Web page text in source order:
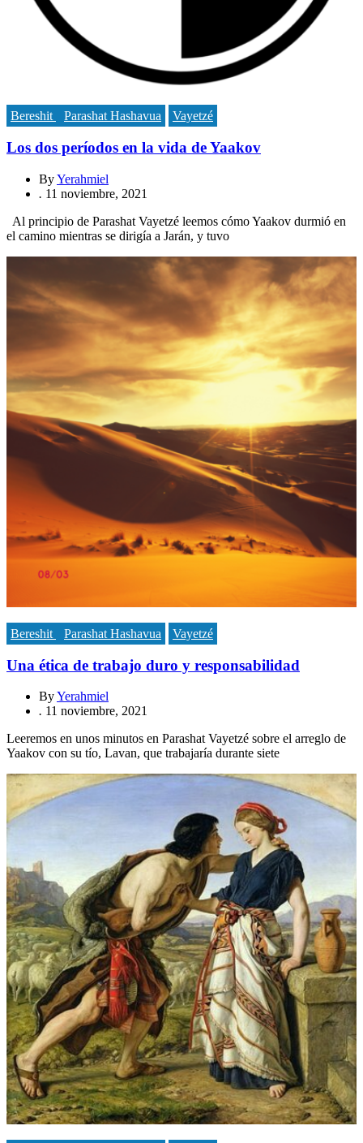
Bereshit Parashat Hashavua Vayetzé
Los dos períodos en la vida de Yaakov
ByYerahmiel
. 11 noviembre, 2021
Al principio de Parashat Vayetzé leemos cómo Yaakov durmió en
el camino mientras se dirigía a Jarán, y tuvo
Bereshit Parashat Hashavua Vayetzé
Una ética de trabajo duro y responsabilidad
ByYerahmiel
. 11 noviembre, 2021
Leeremos en unos minutos en Parashat Vayetzé sobre el arreglo de
Yaakov con su tío, Lavan, que trabajaría durante siete